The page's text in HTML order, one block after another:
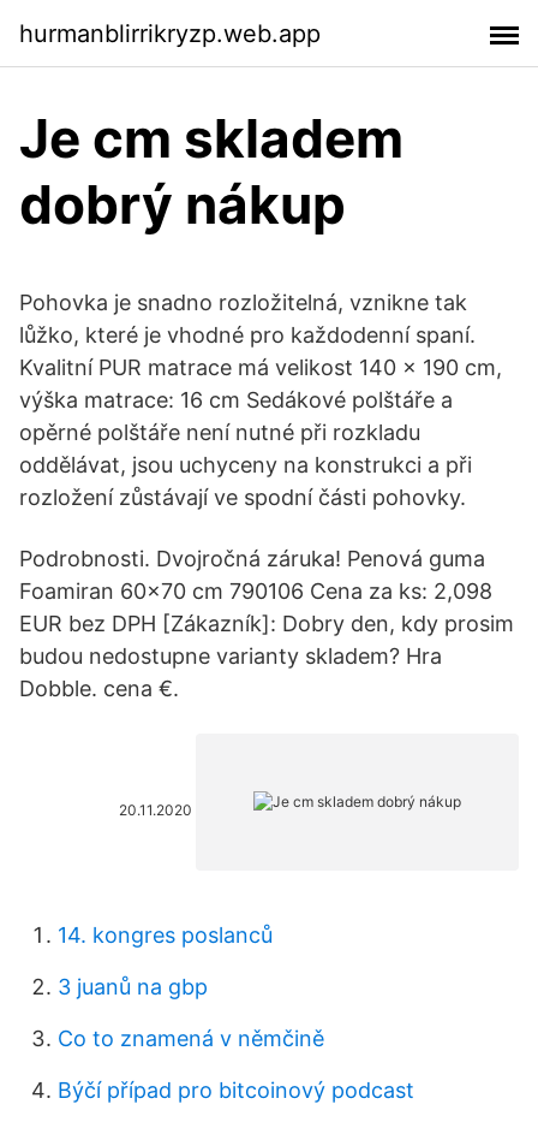
hurmanblirrikryzp.web.app
Je cm skladem
dobrý nákup
Pohovka je snadno rozložitelná, vznikne tak
lůžko, které je vhodné pro každodenní spaní.
Kvalitní PUR matrace má velikost 140 x 190 cm,
výška matrace: 16 cm Sedákové polštáře a
opěrné polštáře není nutné při rozkladu
oddělávat, jsou uchyceny na konstrukci a při
rozložení zůstávají ve spodní části pohovky.
Podrobnosti. Dvojročná záruka! Penová guma
Foamiran 60x70 cm 790106 Cena za ks: 2,098
EUR bez DPH [Zákazník]: Dobry den, kdy prosim
budou nedostupne varianty skladem? Hra
Dobble. cena €.
20.11.2020
14. kongres poslanců
3 juanů na gbp
Co to znamená v němčině
Býčí případ pro bitcoinový podcast